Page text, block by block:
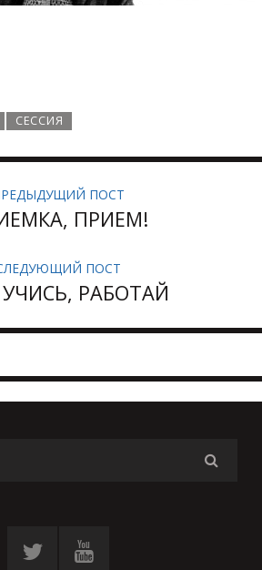
СЕССИЯ
ПОСТ
ПРИЕМ!
ПОСТ
РАБОТАЙ